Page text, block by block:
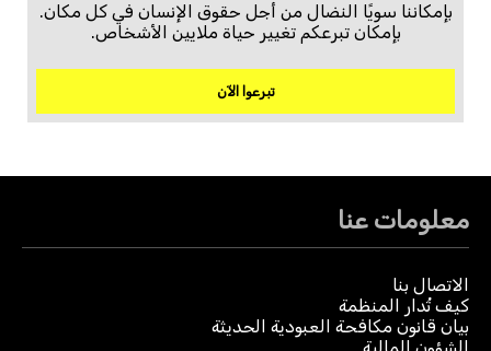
بإمكاننا سويًا النضال من أجل حقوق الإنسان في كل مكان.
بإمكان تبرعكم تغيير حياة ملايين الأشخاص.
تبرعوا الآن
معلومات عنا
الاتصال بنا
كيف تُدار المنظمة
بيان قانون مكافحة العبودية الحديثة